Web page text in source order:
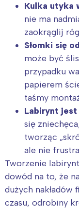
Kulka utyka
nie ma
zaokrąglij
Słomki się
może być
przypadku
papierem
taśmy
Labirynt jest
się
tworząc
ale nie
Tworzenie
dowód na to, że
dużych nakładów
czasu, odrobiny